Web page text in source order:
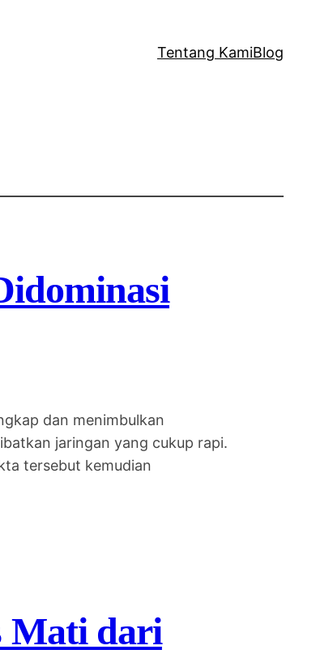
Tentang KamiBlog
dan menimbulkan
jaringan yang cukup rapi.
tersebut kemudian
Mati dari